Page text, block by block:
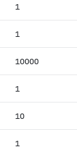
1
1
10000
1
10
1